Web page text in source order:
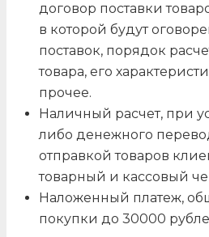
договор поставки
в которой будут
поставок, порядок
товара, его
прочее.
Наличный расчет, при
либо денежного
отправкой товаров
товарный и кассовый
Наложенный платеж,
покупки до 30000